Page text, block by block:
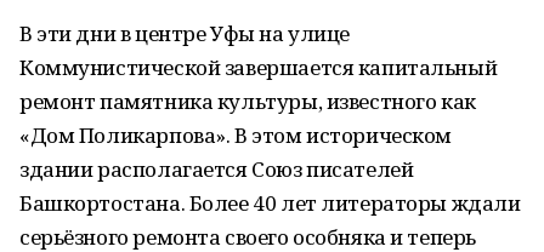
В эти дни в центре Уфы на улице
Коммунистической завершается капитальный
ремонт памятника культуры, известного как
«Дом Поликарпова». В этом историческом
здании располагается Союз писателей
Башкортостана. Более 40 лет литераторы ждали
серьёзного ремонта своего особняка и теперь